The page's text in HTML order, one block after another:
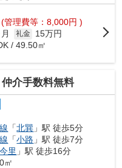
(管理費等：8,000円 )
礼金
15万円
/ 49.50㎡
介手数料無料
「北巽 」駅 徒歩5分
「小路 」駅 徒歩7分
今里 」駅 徒歩16分
㎡